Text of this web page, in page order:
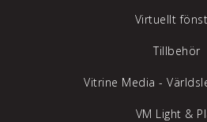
Virtuellt
Tillbehör
Vitrine Media -
VM Light &